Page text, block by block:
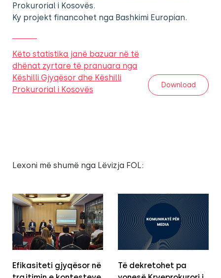
Prokurorial i Kosovës.
Ky projekt financohet nga Bashkimi Europian.
Këto statistika janë bazuar në të
dhënat zyrtare të pranuara nga
Këshilli Gjyqësor dhe Këshilli
Prokurorial i Kosovës
Download
Lexoni më shumë nga Lëvizja FOL:
Efikasiteti gjyqësor në
Të dekretohet pa